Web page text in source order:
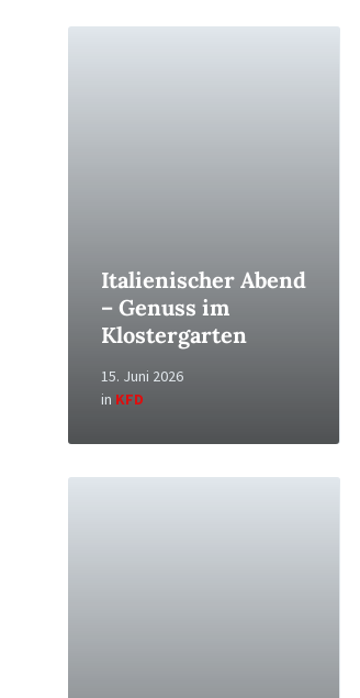
Italienischer Abend
– Genuss im
Klostergarten
15. Juni 2026
in KFD